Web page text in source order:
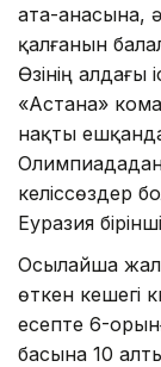
ата-анасына,
қалғанын
Өзінің
«Астана»
нақты
Олимпиададан
келіссөздер
Еуразия
Осылайша
өткен кешегі
есепте 6-
басына 10